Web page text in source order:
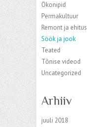
Ökonipid
Permakultuur
Remont ja ehitus
Söök ja jook
Teated
Tõnise videod
Uncategorized
Arhiiv
juuli 2018